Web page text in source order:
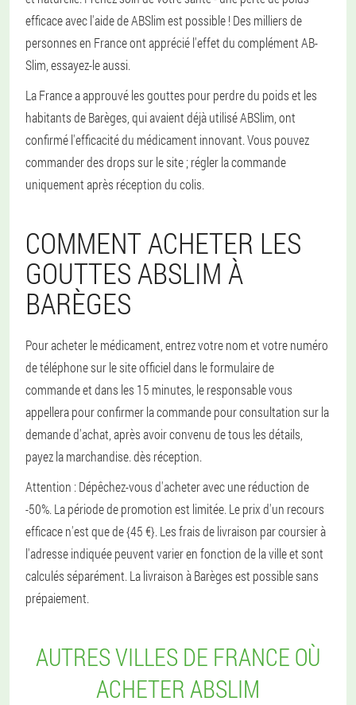
efficace avec l'aide de ABSlim est possible ! Des milliers de
personnes en France ont apprécié l'effet du complément AB-
Slim, essayez-le aussi.
La France a approuvé les gouttes pour perdre du poids et les
habitants de Barèges, qui avaient déjà utilisé ABSlim, ont
confirmé l'efficacité du médicament innovant. Vous pouvez
commander des drops sur le site ; régler la commande
uniquement après réception du colis.
COMMENT ACHETER LES
GOUTTES ABSLIM À
BARÈGES
Pour acheter le médicament, entrez votre nom et votre numéro
de téléphone sur le site officiel dans le formulaire de
commande et dans les 15 minutes, le responsable vous
appellera pour confirmer la commande pour consultation sur la
demande d'achat, après avoir convenu de tous les détails,
payez la marchandise. dès réception.
Attention : Dépêchez-vous d'acheter avec une réduction de
-50%. La période de promotion est limitée. Le prix d'un recours
efficace n'est que de {45 €}. Les frais de livraison par coursier à
l'adresse indiquée peuvent varier en fonction de la ville et sont
calculés séparément. La livraison à Barèges est possible sans
prépaiement.
AUTRES VILLES DE FRANCE OÙ
ACHETER ABSLIM